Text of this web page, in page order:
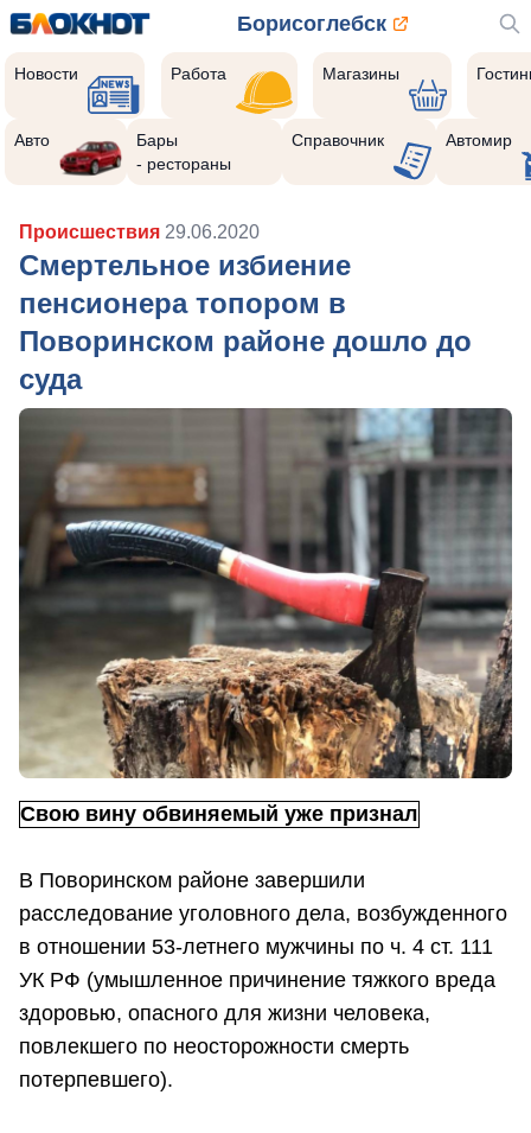
Борисоглебск
Новости Работа Магазины
Авто
Бары
- рестораны
Справочник Автомир
Происшествия 29.06.2020
Смертельное избиение
пенсионера топором в
Поворинском районе дошло до
суда
Свою вину обвиняемый уже признал
В Поворинском районе завершили
расследование уголовного дела, возбужденного
в отношении 53-летнего мужчины по ч. 4 ст. 111
УК РФ (умышленное причинение тяжкого вреда
здоровью, опасного для жизни человека,
повлекшего по неосторожности смерть
потерпевшего).